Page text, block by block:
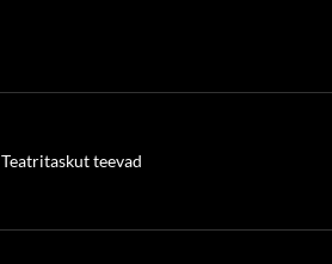
Teatritaskut teevad